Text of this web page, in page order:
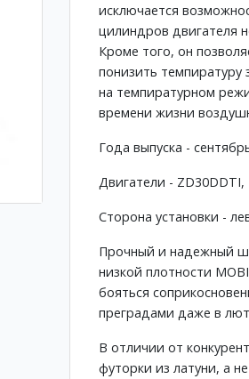
исключается
цилиндров двигателя
Кроме того, он
понизить темпиратуру
на темпиратурном
времени жизни
Года выпуска -
Двигатели - ZD30DDTI,
Сторона установки -
Прочный и надежный
низкой плотности
бояться
преградами даже в
В отличии от
футорки из латуни, а